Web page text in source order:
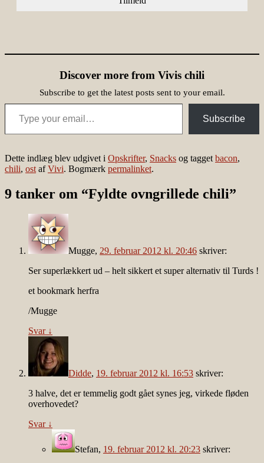
Discover more from Vivis chili
Subscribe to get the latest posts sent to your email.
Type your email…
Subscribe
Dette indlæg blev udgivet i Opskrifter, Snacks og tagget bacon,
chili, ost afVivi. Bogmærk permalinket.
9 tanker om “Fyldte ovngrillede chili”
Mugge, 29. februar 2012 kl. 20:46 skriver:
Ser superlækkert ud – helt sikkert et super alternativ til Turds !
et bookmark herfra
/Mugge
Svar ↓
Didde, 19. februar 2012 kl. 16:53 skriver:
3 halve, det er temmelig godt gået synes jeg, virkede fløden
overhovedet?
Svar ↓
Stefan, 19. februar 2012 kl. 20:23 skriver: